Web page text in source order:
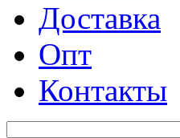
Доставка
Опт
Контакты